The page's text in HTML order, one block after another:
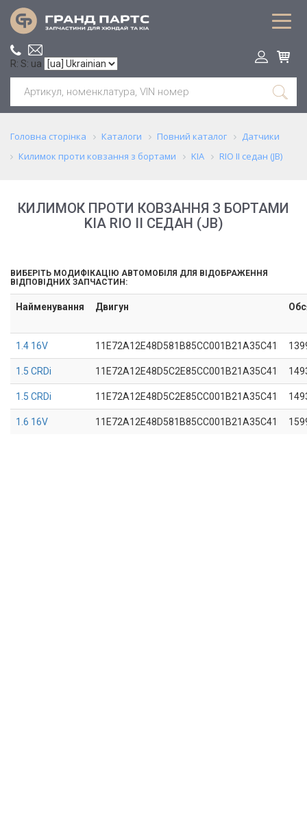
R: S: ua
Головна сторінка Каталоги Повний каталог
Датчики
Килимок проти ковзання з бортами
KIA RIO II седан (JB)
КИЛИМОК ПРОТИ КОВЗАННЯ З БОРТАМИ
KIA RIO II СЕДАН (JB)
ВИБЕРІТЬ МОДИФІКАЦІЮ АВТОМОБІЛЯ ДЛЯ ВІДОБРАЖЕННЯ
ВІДПОВІДНИХ ЗАПЧАСТИН:
Найменування Двигун
1.4 16V 11E72A12E48D581B85CC001B21A35C41
1.5 CRDi 11E72A12E48D5C2E85CC001B21A35C41
1.5 CRDi 11E72A12E48D5C2E85CC001B21A35C41
1.6 16V 11E72A12E48D581B85CC001B21A35C41